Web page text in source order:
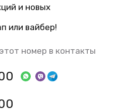
и новых
или вайбер!
номер в контакты